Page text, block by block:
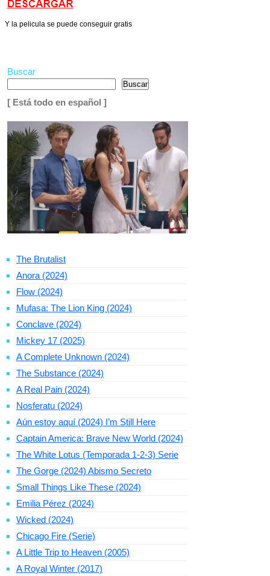
Y la pelicula se puede conseguir gratis
Buscar
Buscar
[ Está todo en español ]
The Brutalist
Anora (2024)
Flow (2024)
Mufasa: The Lion King (2024)
Conclave (2024)
Mickey 17 (2025)
A Complete Unknown (2024)
The Substance (2024)
A Real Pain (2024)
Nosferatu (2024)
Aún estoy aquí (2024) I’m Still Here
Captain America: Brave New World (2024)
The White Lotus (Temporada 1-2-3) Serie
The Gorge (2024) Abismo Secreto
Small Things Like These (2024)
Emilia Pérez (2024)
Wicked (2024)
Chicago Fire (Serie)
A Little Trip to Heaven (2005)
A Royal Winter (2017)